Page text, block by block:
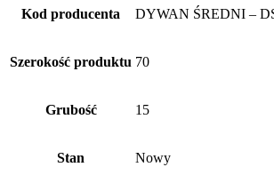
Kod producenta DYWAN ŚREDNI –
Szerokość produktu 70
Grubość 15
Stan Nowy